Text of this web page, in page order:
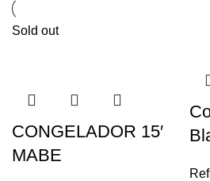
Sold out
CONGELADOR 15′
MABE